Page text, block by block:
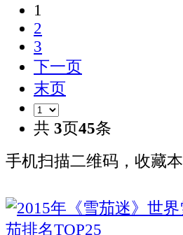
1
2
3
下一页
末页
共 3页45条
手机扫描二维码，收藏